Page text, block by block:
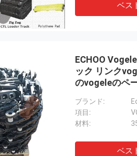
ベス
ECHOO
ック リンク
のvogeleのペ
ブランド:
項目:
材料:
ベス